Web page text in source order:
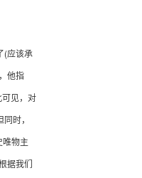
(应该承
他指
见，对
时，
唯物主
据我们